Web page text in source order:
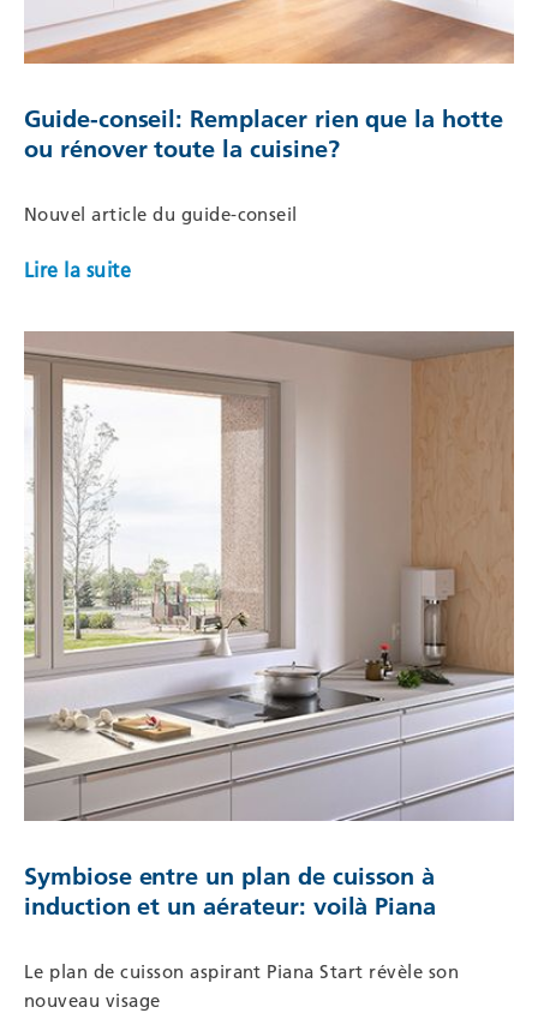
Guide-conseil: Remplacer rien que la hotte
ou rénover toute la cuisine?
Nouvel article du guide-conseil
Lire la suite
Symbiose entre un plan de cuisson à
induction et un aérateur: voilà Piana
Le plan de cuisson aspirant Piana Start révèle son
nouveau visage